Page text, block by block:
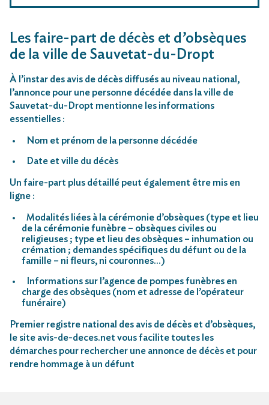
Les faire-part de décès et d’obsèques
de la ville de Sauvetat-du-Dropt
À l’instar des avis de décès diffusés au niveau national,
l’annonce pour une personne décédée dans la ville de
Sauvetat-du-Dropt mentionne les informations
essentielles :
Nom et prénom de la personne décédée
Date et ville du décès
Un faire-part plus détaillé peut également être mis en
ligne :
Modalités liées à la cérémonie d’obsèques (type et lieu
de la cérémonie funèbre – obsèques civiles ou
religieuses ; type et lieu des obsèques – inhumation ou
crémation ; demandes spécifiques du défunt ou de la
famille – ni fleurs, ni couronnes…)
Informations sur l’agence de pompes funèbres en
charge des obsèques (nom et adresse de l’opérateur
funéraire)
Premier registre national des avis de décès et d’obsèques,
le site avis-de-deces.net vous facilite toutes les
démarches pour rechercher une annonce de décès et pour
rendre hommage à un défunt